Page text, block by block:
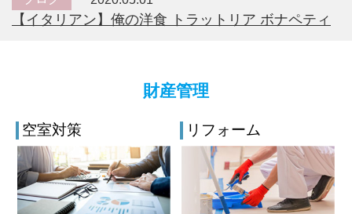
【イタリアン】俺の洋食 トラットリア ボナペティ
財産管理
空室対策 リフォーム